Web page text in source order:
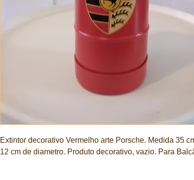
Extintor decorativo Vermelho arte Porsche. Medida 35
12 cm de diametro. Produto decorativo, vazio. Para